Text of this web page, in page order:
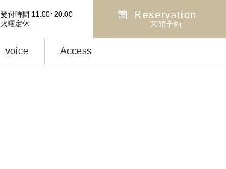
受付時間 11:00~20:00
火曜定休
Reservation
来館予約
voice Access